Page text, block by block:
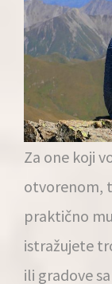
Za one koji
otvorenom,
praktično
istražujete
ili gradove